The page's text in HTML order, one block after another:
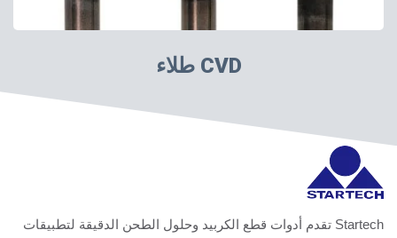
طلاء CVD
Startech تقدم أدوات قطع الكربيد وحلول الطحن الدقيقة لتطبيقات